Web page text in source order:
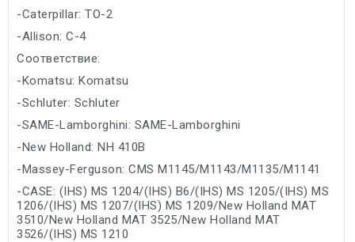
-Caterpillar: TO-2
-Allison: C-4
Соответствие:
-Komatsu: Komatsu
-Schluter: Schluter
-SAME-Lamborghini: SAME-Lamborghini
-New Holland: NH 410B
-Massey-Ferguson: CMS M1145/M1143/M1135/M1141
-CASE: (IHS) MS 1204/(IHS) B6/(IHS) MS 1205/(IHS) MS
1206/(IHS) MS 1207/(IHS) MS 1209/New Holland MAT
3510/New Holland MAT 3525/New Holland MAT
3526/(IHS) MS 1210